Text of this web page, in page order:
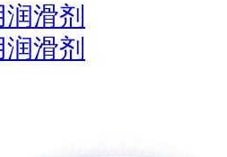
滑剂
滑剂